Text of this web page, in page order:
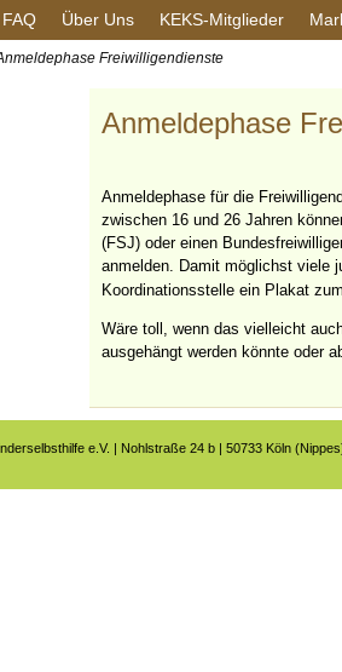
FAQ Über Uns KEKS-Mitglieder
Freiwilligendienste
Anmeldephase
Anmeldephase für die
zwischen 16 und 26 Jahren
(FSJ) oder einen
anmelden. Damit möglichst viele
Koordinationsstelle ein Plakat
Wäre toll, wenn das vielleicht
ausgehängt werden könnte oder
e.V. | Nohlstraße 24 b | 50733 Köln